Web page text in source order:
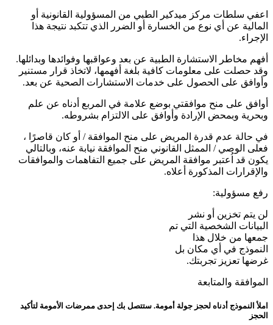
اعفي سلطات مركز ميدكير الطبي من المسؤولية القانونية أو
المالية عن أي نوع من الخسارة أو الضرر الذي تتكبد نتيجة هذا
الإجراء.
أفهم مخاطر الاستشارة الطبية عن بعد وعواقبها وفوائدها وبدائلها.
وقد حصلت على معلومات كافية بلغة أفهمها، لاتخاذ قرار مستنير
وأوافق على الحصول على خدمات الاستشارات الصحية عن بعد.
أوافق على منح موافقتي بوضع علامة في المربع أدناه عن علم
وبحرية وبمحض الإرادة وأوافق على الالتزام بشروطه.
في حالة عدم قدرة المريض على منح الموافقة / أو كان قاصرًا ،
فعلى الوصي / الممثل القانوني منح الموافقة نيابة عنه، وبالتالي
يكون قد اُعتبر موافقة المريض على جميع التفاهمات والموافقات
والإقرارات المذكورة أعلاه.
رفع مسؤولية:
لن يتم تخزين أو نشر
البيانات الشخصية التي تم
جمعها من خلال هذا
النموذج في أي مكان بل
غرضها تعزيز تجربتك.
الموافقة والمتابعة
املأ النموذج أدناه لحجز جولة أمومة. ستتصل بك إحدى ممرضات الأمومة لتأكيد
الحجز